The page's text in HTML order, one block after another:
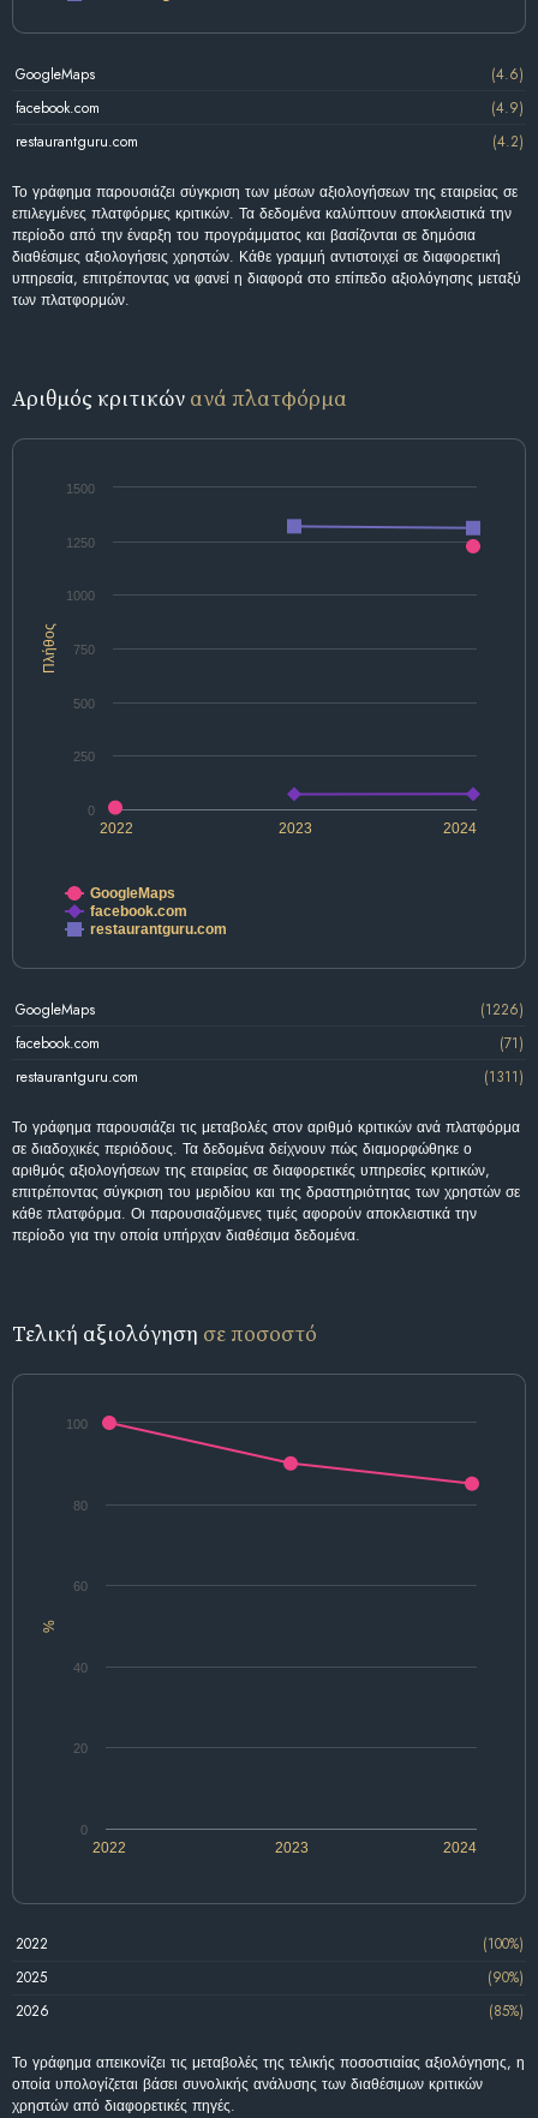
GoogleMaps
(4.6)
facebook.com
(4.9)
restaurantguru.com
(4.2)
Το γράφημα παρουσιάζει σύγκριση των μέσων αξιολογήσεων της εταιρείας σε
επιλεγμένες πλατφόρμες κριτικών. Τα δεδομένα καλύπτουν αποκλειστικά την
περίοδο από την έναρξη του προγράμματος και βασίζονται σε δημόσια
διαθέσιμες αξιολογήσεις χρηστών. Κάθε γραμμή αντιστοιχεί σε διαφορετική
υπηρεσία, επιτρέποντας να φανεί η διαφορά στο επίπεδο αξιολόγησης μεταξύ
των πλατφορμών.
Αριθμός κριτικών ανά πλατφόρμα
Πλήθος
2022 2023 2024
0
250
500
750
1000
1250
1500
GoogleMaps
facebook.com
restaurantguru.com
GoogleMaps
(1226)
facebook.com
(71)
restaurantguru.com
(1311)
Το γράφημα παρουσιάζει τις μεταβολές στον αριθμό κριτικών ανά πλατφόρμα
σε διαδοχικές περιόδους. Τα δεδομένα δείχνουν πώς διαμορφώθηκε ο
αριθμός αξιολογήσεων της εταιρείας σε διαφορετικές υπηρεσίες κριτικών,
επιτρέποντας σύγκριση του μεριδίου και της δραστηριότητας των χρηστών σε
κάθε πλατφόρμα. Οι παρουσιαζόμενες τιμές αφορούν αποκλειστικά την
περίοδο για την οποία υπήρχαν διαθέσιμα δεδομένα.
Τελική αξιολόγηση σε ποσοστό
%
2022 2023 2024
0
20
40
60
80
100
2022
(100%)
2025
(90%)
2026
(85%)
Το γράφημα απεικονίζει τις μεταβολές της τελικής ποσοστιαίας αξιολόγησης, η
οποία υπολογίζεται βάσει συνολικής ανάλυσης των διαθέσιμων κριτικών
χρηστών από διαφορετικές πηγές.